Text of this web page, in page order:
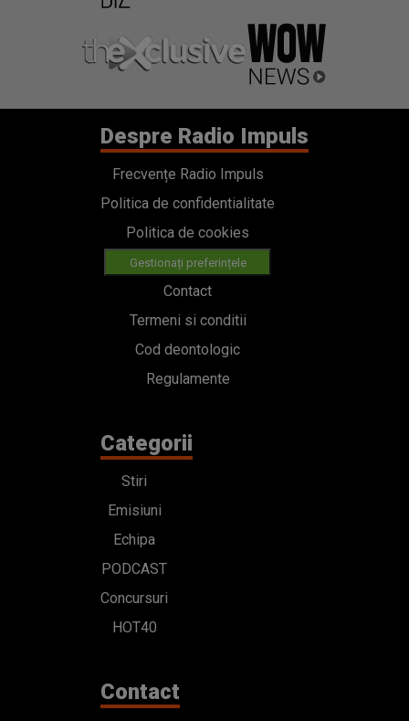
Despre Radio Impuls
Frecvențe Radio Impuls
Politica de confidentialitate
Politica de cookies
Gestionați preferințele
Contact
Termeni si conditii
Cod deontologic
Regulamente
Categorii
Stiri
Emisiuni
Echipa
PODCAST
Concursuri
HOT40
Contact